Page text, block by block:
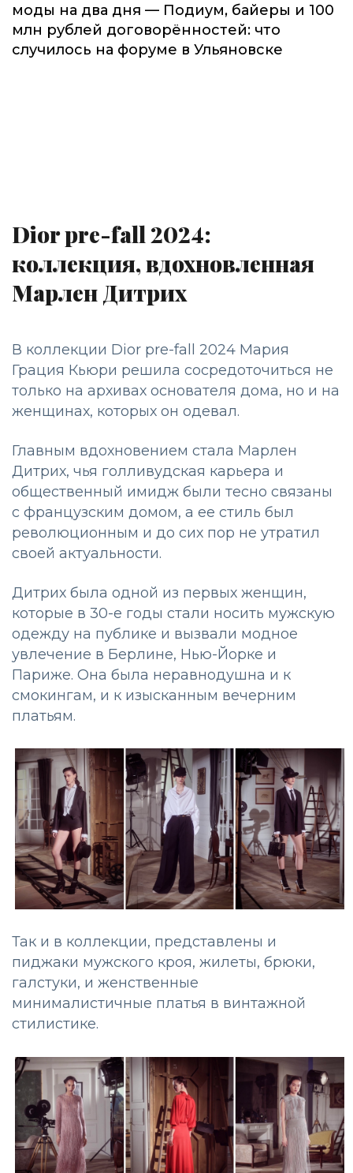
моды на два дня — Подиум, байеры и 100
млн рублей договорённостей: что
случилось на форуме в Ульяновске
Dior pre-fall 2024:
коллекция, вдохновленная
Марлен Дитрих
В коллекции Dior pre-fall 2024 Мария
Грация Кьюри решила сосредоточиться не
только на архивах основателя дома, но и на
женщинах, которых он одевал.
Главным вдохновением стала Марлен
Дитрих, чья голливудская карьера и
общественный имидж были тесно связаны
с французским домом, а ее стиль был
революционным и до сих пор не утратил
своей актуальности.
Дитрих была одной из первых женщин,
которые в 30-е годы стали носить мужскую
одежду на публике и вызвали модное
увлечение в Берлине, Нью-Йорке и
Париже. Она была неравнодушна и к
смокингам, и к изысканным вечерним
платьям.
Так и в коллекции, представлены и
пиджаки мужского кроя, жилеты, брюки,
галстуки, и женственные
минималистичные платья в винтажной
стилистике.